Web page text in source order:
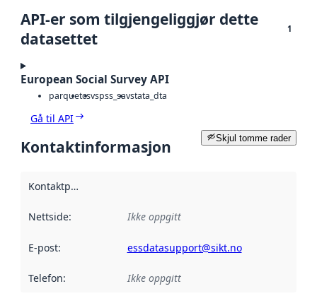
API-er som tilgjengeliggjør dette
datasettet
1
European Social Survey API
parquetcsvspss_savstata_dta
Gå til API
Skjul tomme rader
Kontaktinformasjon
Kontaktpunkt
Nettside: Ikke oppgitt
E-post: essdatasupport@sikt.no
Telefon: Ikke oppgitt